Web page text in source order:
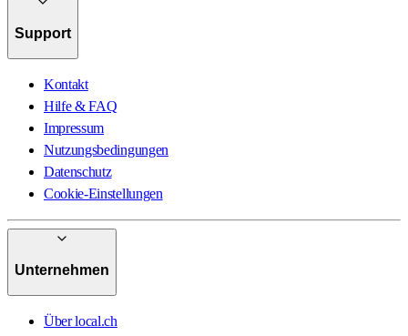
Support
Kontakt
Hilfe & FAQ
Impressum
Nutzungsbedingungen
Datenschutz
Cookie-Einstellungen
Unternehmen
Über local.ch